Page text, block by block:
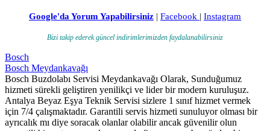
Google'da Yorum Yapabilirsiniz | Facebook | Instagram
Bizi takip ederek güncel indirimlerimizden faydalanabilirsiniz
Bosch
Bosch Meydankavağı
Bosch Buzdolabı Servisi Meydankavağı Olarak, Sunduğumuz
hizmeti sürekli geliştiren yenilikçi ve lider bir modern kuruluşuz.
Antalya Beyaz Eşya Teknik Servisi sizlere 1 sınıf hizmet vermek
için 7/4 çalışmaktadır. Garantili servis hizmeti sunuluyor olması bir
ayrıcalık mı diye soracak olanlar olabilir ancak güvenilir olun